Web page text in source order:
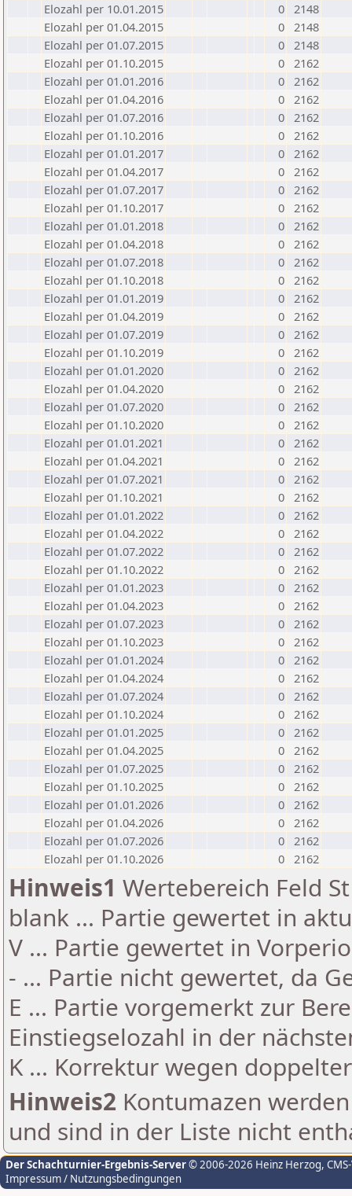
Elozahl per 10.01.2015
0 2148
Elozahl per 01.04.2015
0 2148
Elozahl per 01.07.2015
0 2148
Elozahl per 01.10.2015
0 2162
Elozahl per 01.01.2016
0 2162
Elozahl per 01.04.2016
0 2162
Elozahl per 01.07.2016
0 2162
Elozahl per 01.10.2016
0 2162
Elozahl per 01.01.2017
0 2162
Elozahl per 01.04.2017
0 2162
Elozahl per 01.07.2017
0 2162
Elozahl per 01.10.2017
0 2162
Elozahl per 01.01.2018
0 2162
Elozahl per 01.04.2018
0 2162
Elozahl per 01.07.2018
0 2162
Elozahl per 01.10.2018
0 2162
Elozahl per 01.01.2019
0 2162
Elozahl per 01.04.2019
0 2162
Elozahl per 01.07.2019
0 2162
Elozahl per 01.10.2019
0 2162
Elozahl per 01.01.2020
0 2162
Elozahl per 01.04.2020
0 2162
Elozahl per 01.07.2020
0 2162
Elozahl per 01.10.2020
0 2162
Elozahl per 01.01.2021
0 2162
Elozahl per 01.04.2021
0 2162
Elozahl per 01.07.2021
0 2162
Elozahl per 01.10.2021
0 2162
Elozahl per 01.01.2022
0 2162
Elozahl per 01.04.2022
0 2162
Elozahl per 01.07.2022
0 2162
Elozahl per 01.10.2022
0 2162
Elozahl per 01.01.2023
0 2162
Elozahl per 01.04.2023
0 2162
Elozahl per 01.07.2023
0 2162
Elozahl per 01.10.2023
0 2162
Elozahl per 01.01.2024
0 2162
Elozahl per 01.04.2024
0 2162
Elozahl per 01.07.2024
0 2162
Elozahl per 01.10.2024
0 2162
Elozahl per 01.01.2025
0 2162
Elozahl per 01.04.2025
0 2162
Elozahl per 01.07.2025
0 2162
Elozahl per 01.10.2025
0 2162
Elozahl per 01.01.2026
0 2162
Elozahl per 01.04.2026
0 2162
Elozahl per 01.07.2026
0 2162
Elozahl per 01.10.2026
0 2162
Hinweis1 Wertebereich Feld
blank ... Partie gewertet in
V ... Partie gewertet in
- ... Partie nicht gewertet, da
E ... Partie vorgemerkt zur
Einstiegselozahl in der
K ... Korrektur wegen
Hinweis2 Kontumazen
und sind in der Liste nicht
Der Schachturnier-Ergebnis-Server© 2006-2026 Heinz Herzog,
Impressum / Nutzungsbedingungen